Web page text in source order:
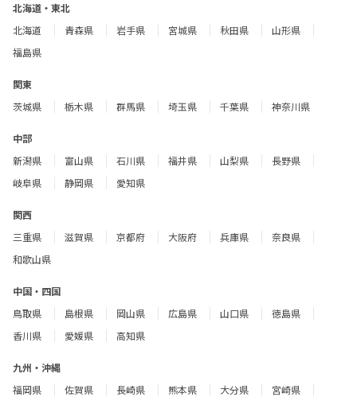
北海道・東北
北海道
青森県 岩手県 宮城県 秋田県
山形県
福島県
関東
茨城県
栃木県 群馬県 埼玉県 千葉県 神奈川県
中部
新潟県
富山県 石川県 福井県 山梨県
長野県
岐阜県
静岡県 愛知県
関西
三重県
滋賀県 京都府 大阪府 兵庫県
奈良県
和歌山県
中国・四国
鳥取県
島根県 岡山県 広島県 山口県
徳島県
香川県
愛媛県 高知県
九州・沖縄
福岡県
佐賀県 長崎県 熊本県 大分県 宮崎県